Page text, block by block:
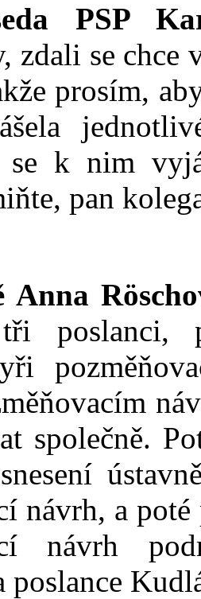
PSP
zdali se chce
prosím,
se k nim
pan
Anna
poslanci,
společně.
návrh, a
návrh
poslance